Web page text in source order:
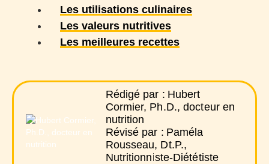
Les utilisations culinaires
Les valeurs nutritives
Les meilleures recettes
Rédigé par : Hubert
Cormier, Ph.D., docteur en
nutrition
Révisé par : Paméla
Rousseau, Dt.P.,
Nutritionniste-Diététiste